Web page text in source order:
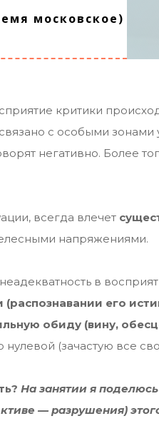
московское)
критики
с особыми зонами
негативно. Более
всегда влечет
напряжениями.
в
его
обиду (вину,
нулевой (зачастую все
На занятии я
— разрушения)